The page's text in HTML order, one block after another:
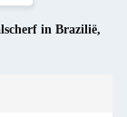
in Brazilië,